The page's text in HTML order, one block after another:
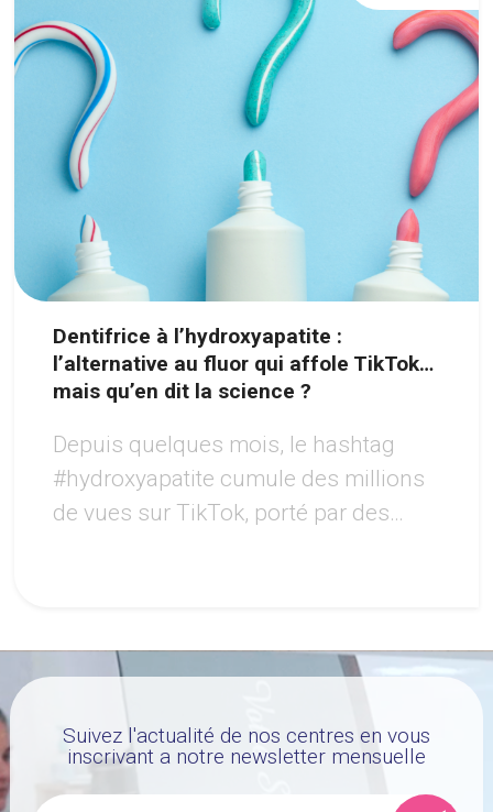
Dentifrice à l’hydroxyapatite :
l’alternative au fluor qui affole TikTok…
mais qu’en dit la science ?
Depuis quelques mois, le hashtag
#hydroxyapatite cumule des millions
de vues sur TikTok, porté par des
Suivez l'actualité de nos centres en vous
inscrivant a notre newsletter mensuelle